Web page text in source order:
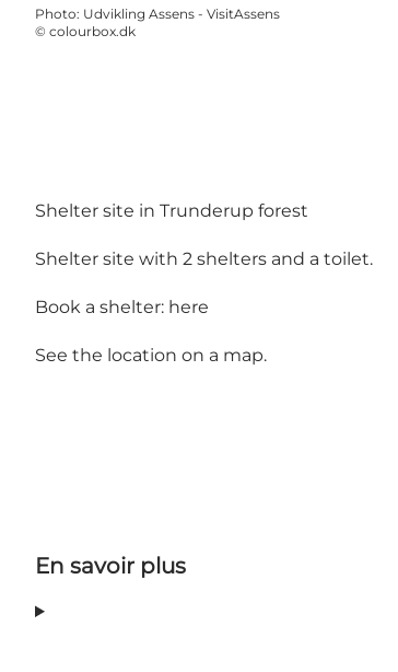
Photo: Udvikling Assens - VisitAssens
© colourbox.dk
Shelter site in Trunderup forest
Shelter site with 2 shelters and a toilet.
Book a shelter: here
See the location on a map.
En savoir plus